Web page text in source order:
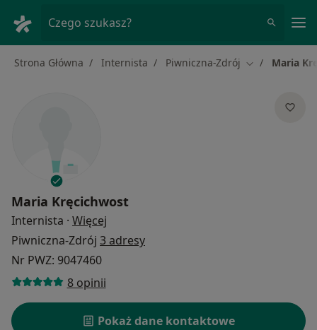
Czego szukasz?
Strona Główna Internista Piwniczna-Zdrój Zmień miasto
Maria
Maria Kręcichwost
Internista · Więcej
Piwniczna-Zdrój 3 adresy
Nr PWZ: 9047460
8 opinii
Pokaż dane kontaktowe